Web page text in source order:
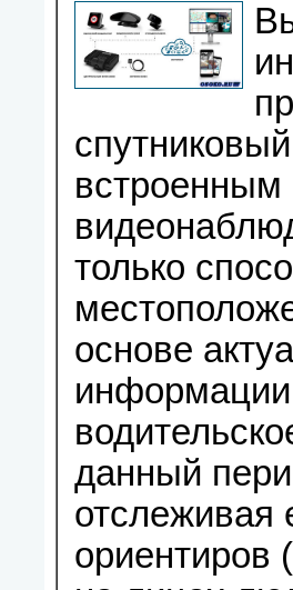
встроенным
только
основе
данный
отслеживая
ориентиров